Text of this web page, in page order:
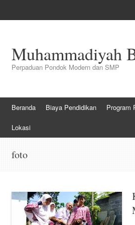
Muhammadiyah
Perpaduan Pondok Modern dan SMP
content
Beranda Biaya Pendidikan Program
Lokasi
foto